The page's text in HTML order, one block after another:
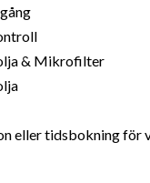
& Mikrofilter
eller tidsbokning för